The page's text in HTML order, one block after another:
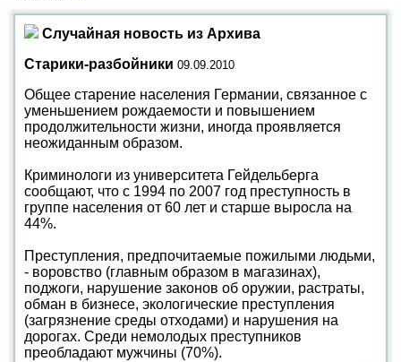
Случайная новость из Архива
Старики-разбойники 09.09.2010
Общее старение населения Германии, связанное с
уменьшением рождаемости и повышением
продолжительности жизни, иногда проявляется
неожиданным образом.
Криминологи из университета Гейдельберга
сообщают, что с 1994 по 2007 год преступность в
группе населения от 60 лет и старше выросла на
44%.
Преступления, предпочитаемые пожилыми людьми,
- воровство (главным образом в магазинах),
поджоги, нарушение законов об оружии, растраты,
обман в бизнесе, экологические преступления
(загрязнение среды отходами) и нарушения на
дорогах. Среди немолодых преступников
преобладают мужчины (70%).